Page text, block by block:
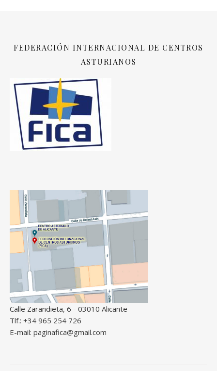
FEDERACIÓN INTERNACIONAL DE CENTROS
ASTURIANOS
Calle Zarandieta, 6 - 03010 Alicante
Tlf.: +34 965 254 726
E-mail: paginafica@gmail.com